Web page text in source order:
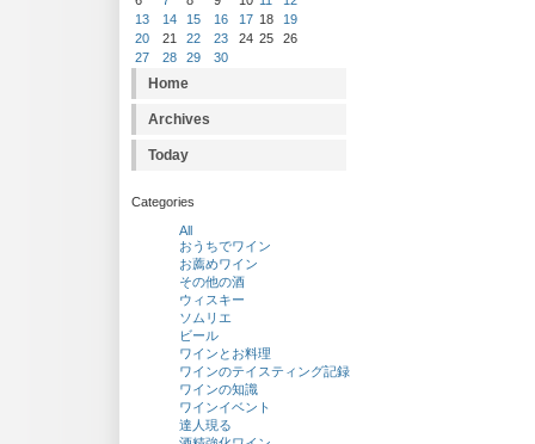
13
14 15 16 17 18
19
20
21 22 23 24 25
26
27
28 29 30
Home
Archives
Today
Categories
All
おうちでワイン
お薦めワイン
その他の酒
ウィスキー
ソムリエ
ビール
ワインとお料理
ワインのテイスティング記録
ワインの知識
ワインイベント
達人現る